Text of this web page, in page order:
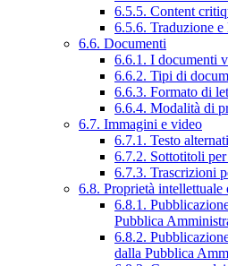
6.5.5. Content
6.5.6. Traduzione
6.6. Documenti
6.6.1. I documenti
6.6.2. Tipi di
6.6.3. Formato di
6.6.4. Modalità di
6.7. Immagini e video
6.7.1. Testo
6.7.2. Sottotitoli
6.7.3. Trascrizioni
6.8. Proprietà intellettuale
6.8.1.
Pubblica
6.8.2.
dalla Pubblica